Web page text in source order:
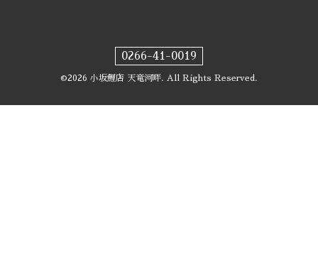
0266-41-0019
©2026 小坂鯉店 天竜河畔. All Rights Reserved.